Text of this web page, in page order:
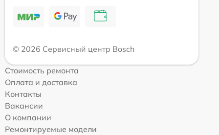
© 2026 Сервисный центр Bosch
Стоимость ремонта
Оплата и доставка
Контакты
Вакансии
О компании
Ремонтируемые модели